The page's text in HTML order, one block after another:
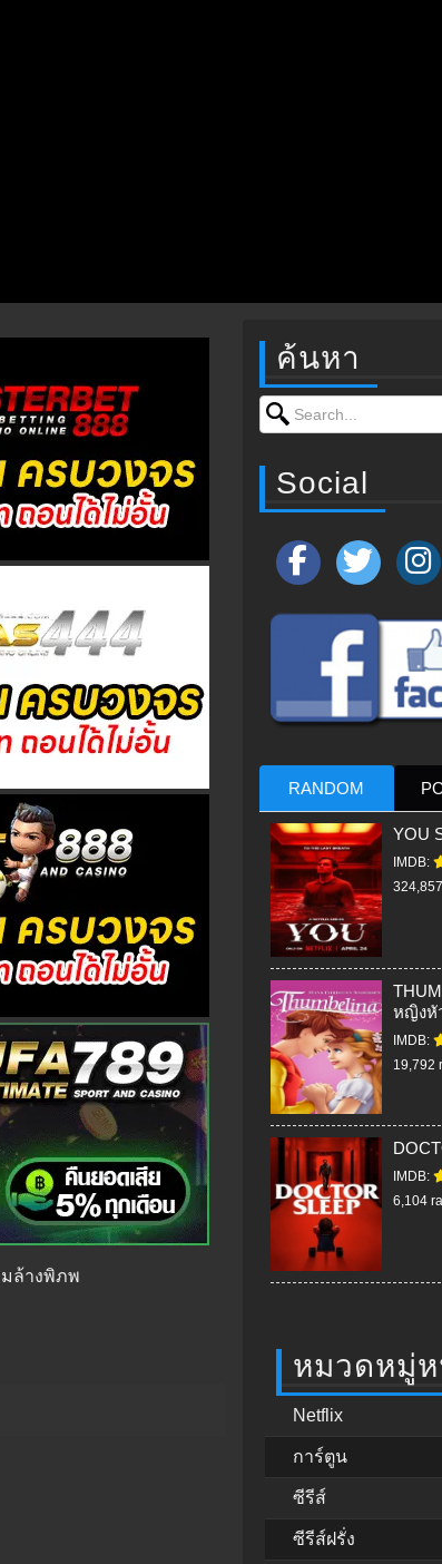
มล้างพิภพ
ค้นหา
Search for:
Social
RANDOM
YOU
IMDB:
หญิงหั
IMDB:
19,792
IMDB:
6,104
หมวดหมู่ห
Netflix
การ์ตูน
ซีรีส์
ซีรีส์ฝรั่ง